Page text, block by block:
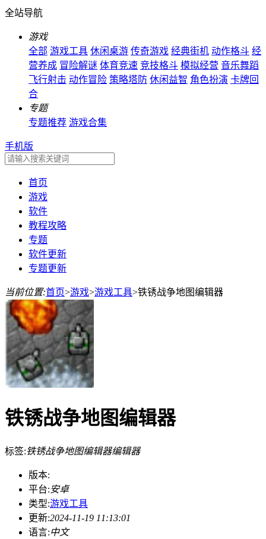
全站导航
游戏
全部 游戏工具 休闲桌游 传奇游戏 经典街机 动作格斗 经
营养成 冒险解谜 体育竞速 竞技格斗 模拟经营 音乐舞蹈
飞行射击 动作冒险 策略塔防 休闲益智 角色扮演 卡牌回
合
专题
专题推荐 游戏合集
手机版
首页
游戏
软件
教程攻略
专题
软件更新
专题更新
当前位置:首页>游戏>游戏工具>铁锈战争地图编辑器
铁锈战争地图编辑器
标签:铁锈战争地图编辑器编辑器
版本:
平台:安卓
类型:游戏工具
更新:2024-11-19 11:13:01
语言:中文